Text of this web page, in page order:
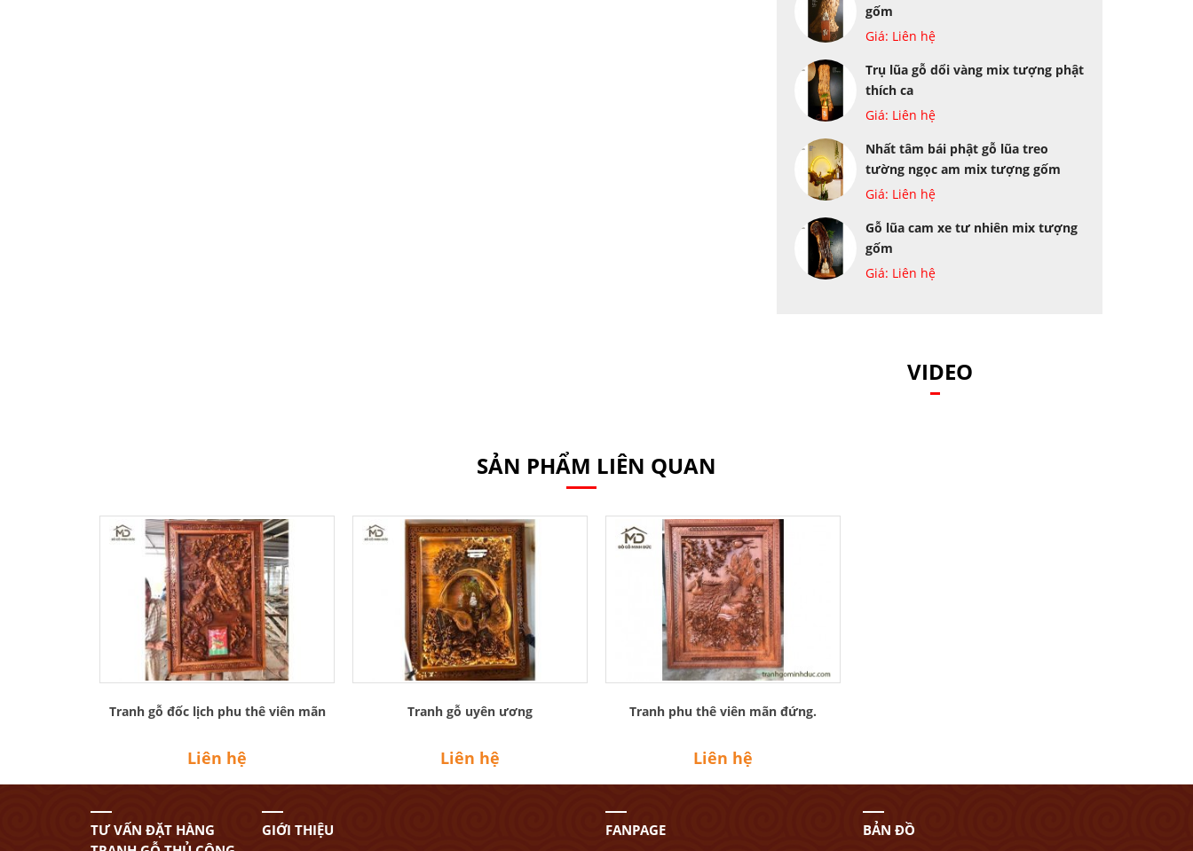
gốm
Giá: Liên hệ
Trụ lũa gỗ dổi vàng mix tượng phật
thích ca
Giá: Liên hệ
Nhất tâm bái phật gỗ lũa treo
tường ngọc am mix tượng gốm
Giá: Liên hệ
Gỗ lũa cam xe tư nhiên mix tượng
gốm
Giá: Liên hệ
VIDEO
SẢN PHẨM LIÊN QUAN
Tranh gỗ đốc lịch phu thê viên mãn
Liên hệ
Tranh gỗ uyên ương
Liên hệ
Tranh phu thê viên mãn đứng.
Liên hệ
TƯ VẤN ĐẶT HÀNG
GIỚI THIỆU FANPAGE BẢN ĐỒ